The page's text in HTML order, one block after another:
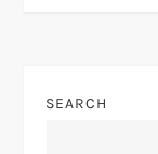
a
SEARCH